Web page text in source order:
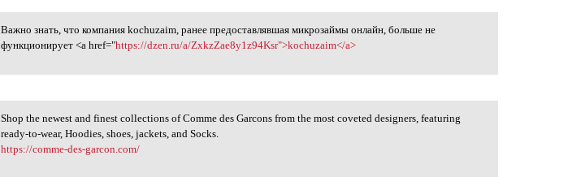
Важно знать, что компания
Важно знать, что компания kochuzaim, ранее предоставлявшая микрозаймы онлайн, больше не
функционирует <a href="https://dzen.ru/a/ZxkzZae8y1z94Ksr">kochuzaim</a>
Shop the newest and finest
Shop the newest and finest collections of Comme des Garcons from the most coveted designers, featuring
ready-to-wear, Hoodies, shoes, jackets, and Socks.
https://comme-des-garcon.com/